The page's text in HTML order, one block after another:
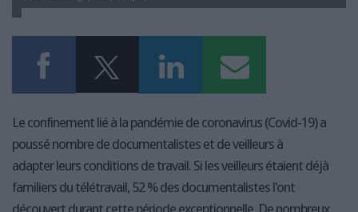
Le confinement lié à la pandémie de coronavirus (Covid-19) a
poussé nombre de documentalistes et de veilleurs à
adapter leurs conditions de travail. Si les veilleurs étaient déjà
familiers du télétravail, 52 % des documentalistes l'ont
découvert durant cette période exceptionnelle. De nombreux